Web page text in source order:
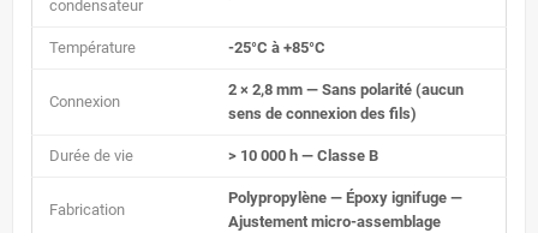
condensateur
Température -25°C à +85°C
Connexion
2 × 2,8 mm — Sans polarité (aucun
sens de connexion des fils)
Durée de vie > 10 000 h — Classe B
Fabrication
Polypropylène — Époxy ignifuge —
Ajustement micro-assemblage